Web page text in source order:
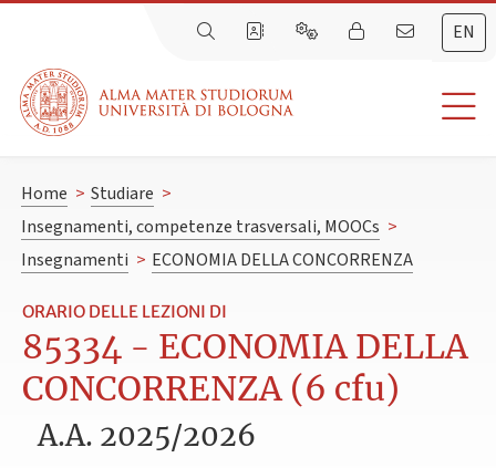
EN
Home > Studiare >
Insegnamenti, competenze trasversali, MOOCs >
Insegnamenti > ECONOMIA DELLA CONCORRENZA
ORARIO DELLE LEZIONI DI
85334 - ECONOMIA DELLA
CONCORRENZA (6 cfu)
A.A. 2025/2026